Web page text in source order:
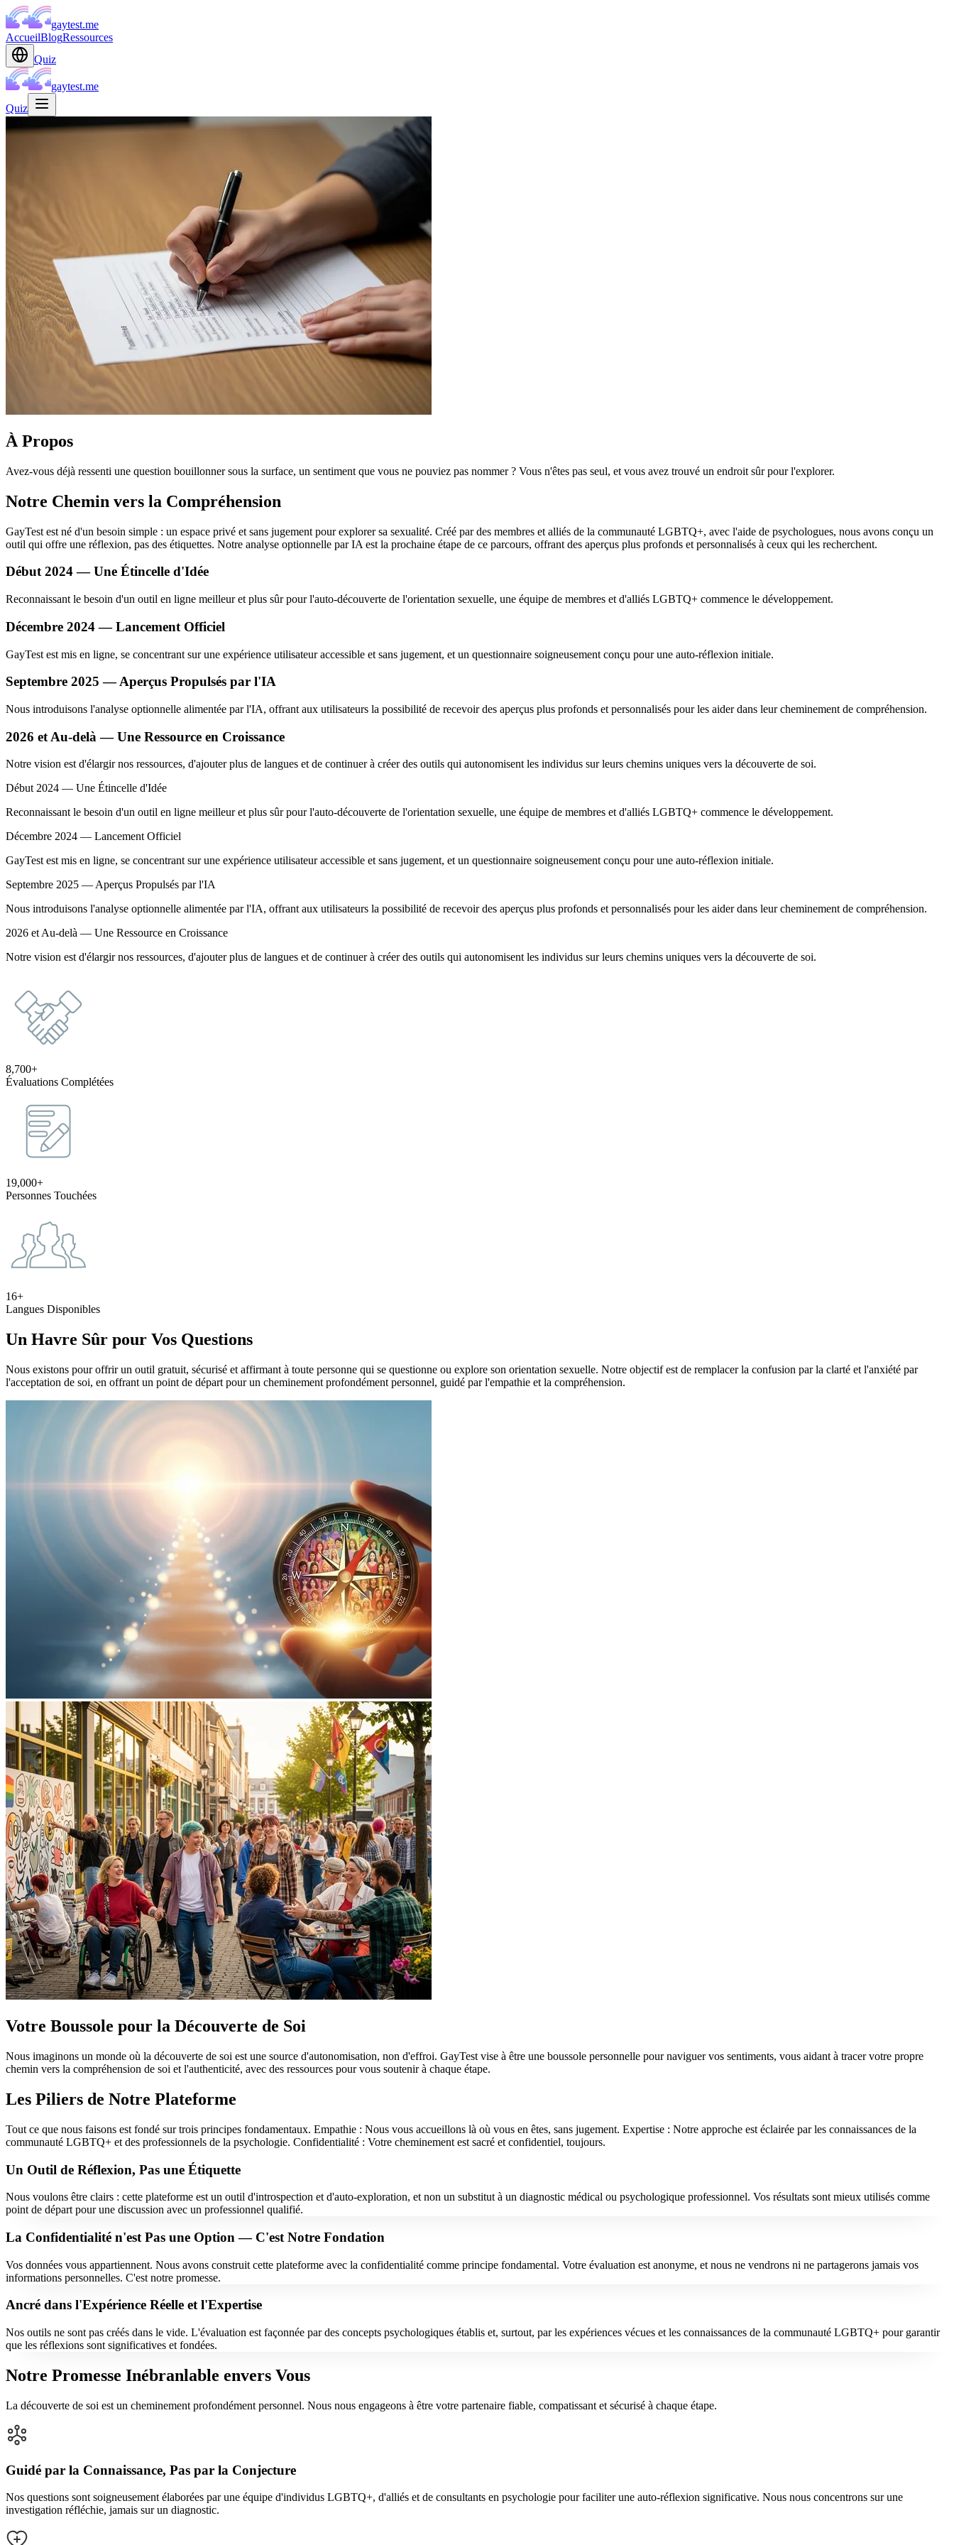
gaytest.me
AccueilBlogRessources
Quiz
gaytest.me
Quiz
À Propos
Avez-vous déjà ressenti une question bouillonner sous la surface, un sentiment que vous ne pouviez pas nommer ? Vous n'êtes pas seul, et vous avez trouvé un endroit sûr pour l'explorer.
Notre Chemin vers la Compréhension
GayTest est né d'un besoin simple : un espace privé et sans jugement pour explorer sa sexualité. Créé par des membres et alliés de la communauté LGBTQ+, avec l'aide de psychologues, nous avons conçu un
outil qui offre une réflexion, pas des étiquettes. Notre analyse optionnelle par IA est la prochaine étape de ce parcours, offrant des aperçus plus profonds et personnalisés à ceux qui les recherchent.
Début 2024 — Une Étincelle d'Idée
Reconnaissant le besoin d'un outil en ligne meilleur et plus sûr pour l'auto-découverte de l'orientation sexuelle, une équipe de membres et d'alliés LGBTQ+ commence le développement.
Décembre 2024 — Lancement Officiel
GayTest est mis en ligne, se concentrant sur une expérience utilisateur accessible et sans jugement, et un questionnaire soigneusement conçu pour une auto-réflexion initiale.
Septembre 2025 — Aperçus Propulsés par l'IA
Nous introduisons l'analyse optionnelle alimentée par l'IA, offrant aux utilisateurs la possibilité de recevoir des aperçus plus profonds et personnalisés pour les aider dans leur cheminement de compréhension.
2026 et Au-delà — Une Ressource en Croissance
Notre vision est d'élargir nos ressources, d'ajouter plus de langues et de continuer à créer des outils qui autonomisent les individus sur leurs chemins uniques vers la découverte de soi.
Début 2024 — Une Étincelle d'Idée
Reconnaissant le besoin d'un outil en ligne meilleur et plus sûr pour l'auto-découverte de l'orientation sexuelle, une équipe de membres et d'alliés LGBTQ+ commence le développement.
Décembre 2024 — Lancement Officiel
GayTest est mis en ligne, se concentrant sur une expérience utilisateur accessible et sans jugement, et un questionnaire soigneusement conçu pour une auto-réflexion initiale.
Septembre 2025 — Aperçus Propulsés par l'IA
Nous introduisons l'analyse optionnelle alimentée par l'IA, offrant aux utilisateurs la possibilité de recevoir des aperçus plus profonds et personnalisés pour les aider dans leur cheminement de compréhension.
2026 et Au-delà — Une Ressource en Croissance
Notre vision est d'élargir nos ressources, d'ajouter plus de langues et de continuer à créer des outils qui autonomisent les individus sur leurs chemins uniques vers la découverte de soi.
8,700+
Évaluations Complétées
19,000+
Personnes Touchées
16+
Langues Disponibles
Un Havre Sûr pour Vos Questions
Nous existons pour offrir un outil gratuit, sécurisé et affirmant à toute personne qui se questionne ou explore son orientation sexuelle. Notre objectif est de remplacer la confusion par la clarté et l'anxiété par
l'acceptation de soi, en offrant un point de départ pour un cheminement profondément personnel, guidé par l'empathie et la compréhension.
Votre Boussole pour la Découverte de Soi
Nous imaginons un monde où la découverte de soi est une source d'autonomisation, non d'effroi. GayTest vise à être une boussole personnelle pour naviguer vos sentiments, vous aidant à tracer votre propre
chemin vers la compréhension de soi et l'authenticité, avec des ressources pour vous soutenir à chaque étape.
Les Piliers de Notre Plateforme
Tout ce que nous faisons est fondé sur trois principes fondamentaux. Empathie : Nous vous accueillons là où vous en êtes, sans jugement. Expertise : Notre approche est éclairée par les connaissances de la
communauté LGBTQ+ et des professionnels de la psychologie. Confidentialité : Votre cheminement est sacré et confidentiel, toujours.
Un Outil de Réflexion, Pas une Étiquette
Nous voulons être clairs : cette plateforme est un outil d'introspection et d'auto-exploration, et non un substitut à un diagnostic médical ou psychologique professionnel. Vos résultats sont mieux utilisés comme
point de départ pour une discussion avec un professionnel qualifié.
La Confidentialité n'est Pas une Option — C'est Notre Fondation
Vos données vous appartiennent. Nous avons construit cette plateforme avec la confidentialité comme principe fondamental. Votre évaluation est anonyme, et nous ne vendrons ni ne partagerons jamais vos
informations personnelles. C'est notre promesse.
Ancré dans l'Expérience Réelle et l'Expertise
Nos outils ne sont pas créés dans le vide. L'évaluation est façonnée par des concepts psychologiques établis et, surtout, par les expériences vécues et les connaissances de la communauté LGBTQ+ pour garantir
que les réflexions sont significatives et fondées.
Notre Promesse Inébranlable envers Vous
La découverte de soi est un cheminement profondément personnel. Nous nous engageons à être votre partenaire fiable, compatissant et sécurisé à chaque étape.
Guidé par la Connaissance, Pas par la Conjecture
Nos questions sont soigneusement élaborées par une équipe d'individus LGBTQ+, d'alliés et de consultants en psychologie pour faciliter une auto-réflexion significative. Nous nous concentrons sur une
investigation réfléchie, jamais sur un diagnostic.